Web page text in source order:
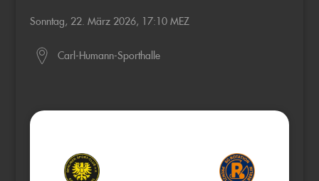
Sonntag, 22. März 2026, 17:10 MEZ
Carl-Humann-Sporthalle